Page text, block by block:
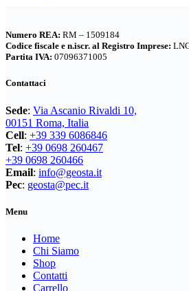
del
prodotto
varianti.
Le
opzioni
nella
pagina
del
prodotto
Numero REA: RM – 1509184
Codice fiscale e n.iscr. al Registro Imprese:
Partita IVA: 07096371005
Contattaci
Sede: Via Ascanio Rivaldi 10,
00151 Roma, Italia
Cell: +39 339 6086846
Tel: +39 0698 260467
+39 0698 260466
Email: info@geosta.it
Pec: geosta@pec.it
Menu
Home
Chi Siamo
Shop
Contatti
Carrello